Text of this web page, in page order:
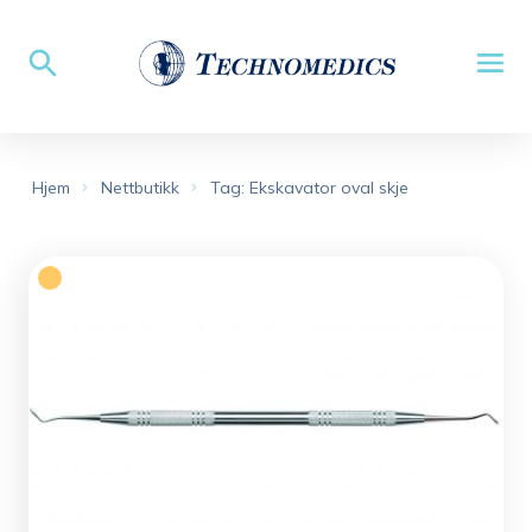
Hjem Nettbutikk Tag: Ekskavator oval skje